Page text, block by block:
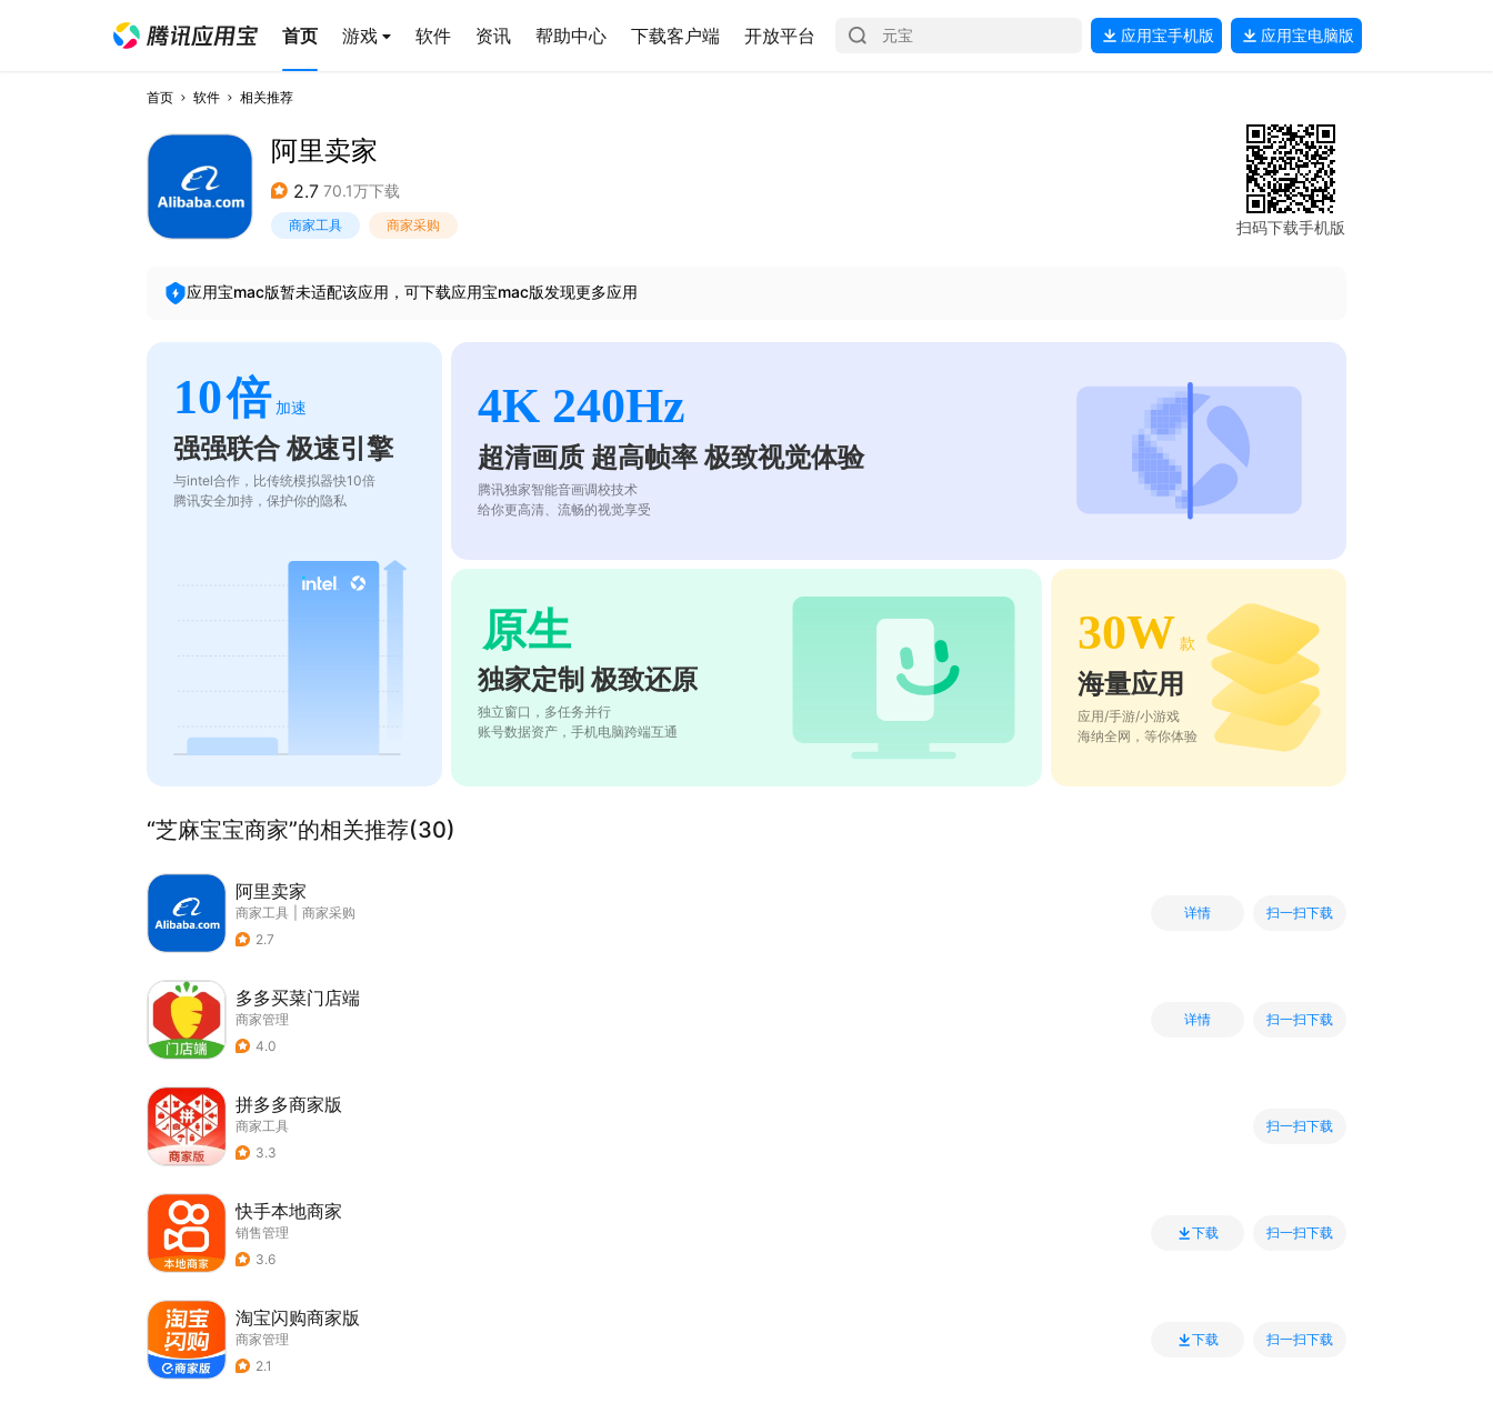
首页 游戏 软件 资讯 帮助中心 下载客户端 开放平台 应用宝手机版 应用宝电脑版
首页 软件 相关推荐
阿里卖家
2.7 70.1万下载
商家工具 商家采购 扫码下载手机版
应用宝mac版暂未适配该应用，可下载应用宝mac版发现更多应用
10倍 加速
强强联合 极速引擎
与intel合作，比传统模拟器快10倍
腾讯安全加持，保护你的隐私
4K 240Hz
超清画质 超高帧率 极致视觉体验
腾讯独家智能音画调校技术
给你更高清、流畅的视觉享受
原生
独家定制 极致还原
独立窗口，多任务并行
账号数据资产，手机电脑跨端互通
30W 款
海量应用
应用/手游/小游戏
海纳全网，等你体验
“芝麻宝宝商家”的相关推荐(30)
阿里卖家
商家工具
商家采购
2.7
详情 扫一扫下载
多多买菜门店端
商家管理
4.0
详情 扫一扫下载
拼多多商家版
商家工具
3.3
扫一扫下载
快手本地商家
销售管理
3.6
下载 扫一扫下载
淘宝闪购商家版
商家管理
2.1
下载 扫一扫下载